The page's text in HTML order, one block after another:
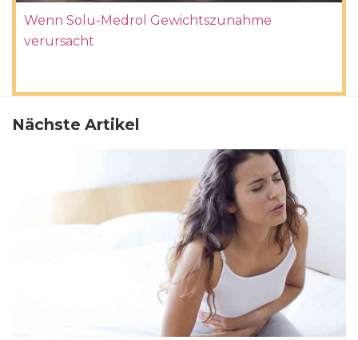
Wenn Solu-Medrol Gewichtszunahme
verursacht
Nächste Artikel